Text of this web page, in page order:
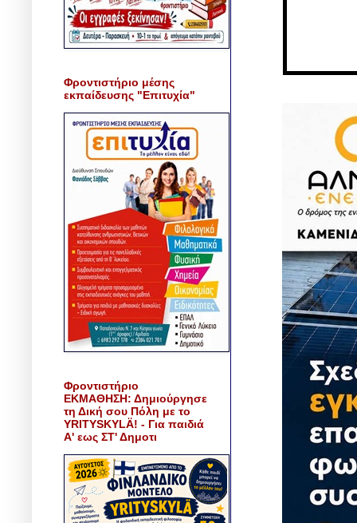
Φροντιστήριο μέσης
εκπαίδευσης "Επιτυχία"
Φροντιστήριο
ΕΚΜΑΘΗΣΗ: Δημιούργησε
τη Δική σου Πόλη με το
YRITYSKYLÄ! - Για παιδιά
Α' εως ΣΤ' Δημοτι